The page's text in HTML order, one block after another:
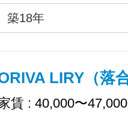
築18年
LIRY（落
賃 : 40,000〜